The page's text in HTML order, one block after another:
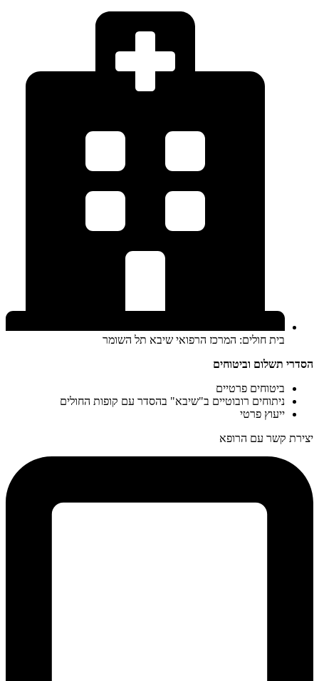
בית חולים: המרכז הרפואי שיבא תל השומר
הסדרי תשלום וביטוחים
ביטוחים פרטיים
ניתוחים רובוטיים ב"שיבא" בהסדר עם קופות החולים
ייעוץ פרטי
יצירת קשר עם הרופא